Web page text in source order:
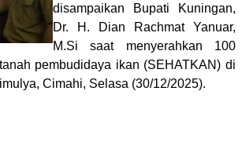
disampaikan Bupati Kuningan,
Dr. H. Dian Rachmat Yanuar,
M.Si saat menyerahkan 100
pembudidaya ikan (SEHATKAN) di
Cimahi, Selasa (30/12/2025).